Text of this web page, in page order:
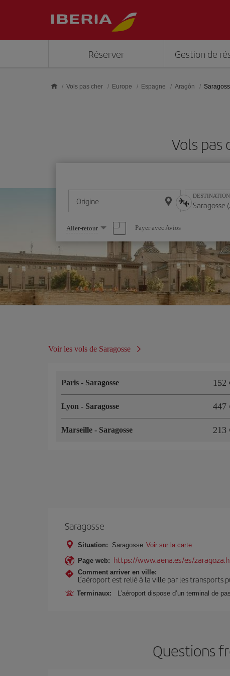
Réserver Gestion de
Vols pas cher Europe Espagne Aragón
Vols pas
Origine DESTINATION
Sélectionnez
une
option
Aller-retour Payer avec Avios
Voir les vols de Saragosse
Paris - Saragosse 152
Lyon - Saragosse 447
Marseille - Saragosse 213
Saragosse
Situation: Saragosse Voir sur la carte
Page web: https://www.aena.es/es/
Comment arriver en ville:
L’aéroport est relié à la ville par les transports
Terminaux: L’aéroport dispose d’un terminal de
Questions